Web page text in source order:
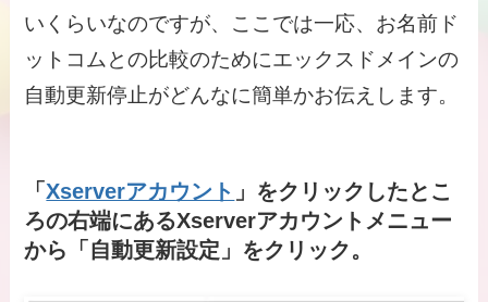
いくらいなのですが、ここでは一応、お名前ド
ットコムとの比較のためにエックスドメインの
自動更新停止がどんなに簡単かお伝えします。
「Xserverアカウント 」をクリックしたとこ
ろの右端にあるXserverアカウントメニュー
から「自動更新設定」をクリック。